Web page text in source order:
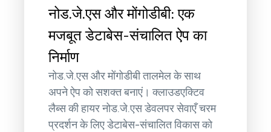
नोड.जे.एस और मोंगोडीबी: एक
मजबूत डेटाबेस-संचालित ऐप का
निर्माण
नोड.जे.एस और मोंगोडीबी तालमेल के साथ
अपने ऐप को सशक्त बनाएं। क्लाउडएक्टिव
लैब्स की हायर नोड.जे.एस डेवलपर सेवाएँ चरम
प्रदर्शन के लिए डेटाबेस-संचालित विकास को